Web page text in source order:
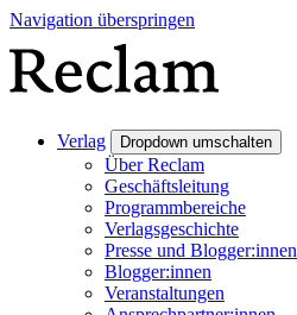
Navigation überspringen
Verlag Dropdown umschalten
Über Reclam
Geschäftsleitung
Programmbereiche
Verlagsgeschichte
Presse und Blogger:innen
Blogger:innen
Veranstaltungen